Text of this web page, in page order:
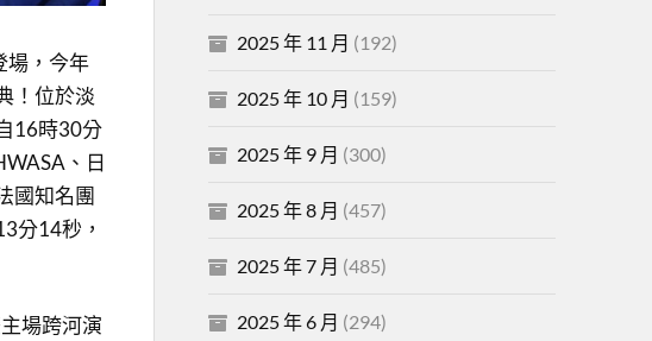
場，今年
！位於淡
16時30分
、日
國知名團
分14秒，
場跨河演
2025 年 11 月 (192)
2025 年 10 月 (159)
2025 年 9 月 (300)
2025 年 8 月 (457)
2025 年 7 月 (485)
2025 年 6 月 (294)